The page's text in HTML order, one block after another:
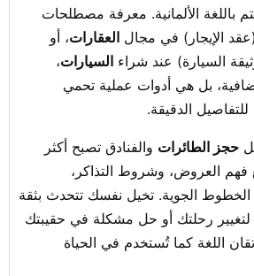
باللغة الألمانية. معرفة مصطلحات
العقارات، أو
السيارات،
بل هي أدوات عملية تحمي
الدقيقة.
حجز الطائرات والفنادق تصبح أكثر
العروض، وشروط التذاكر،
الجوية. تخيل نفسك تتحدث بثقة
رحلتك أو حل مشكلة في حقيبتك
اللغة كما تُستخدم في الحياة